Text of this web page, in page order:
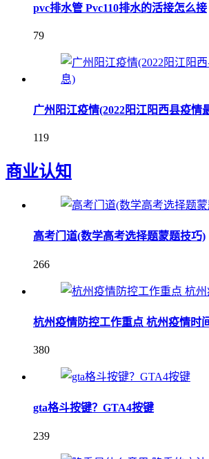
pvc排水管 Pvc110排水的活接怎么接
79
广州阳江疫情(2022阳江阳西县疫情
119
商业认知
高考门道(数学高考选择题蒙题技巧)
266
杭州疫情防控工作重点 杭州疫情时
380
gta格斗按键？GTA4按键
239